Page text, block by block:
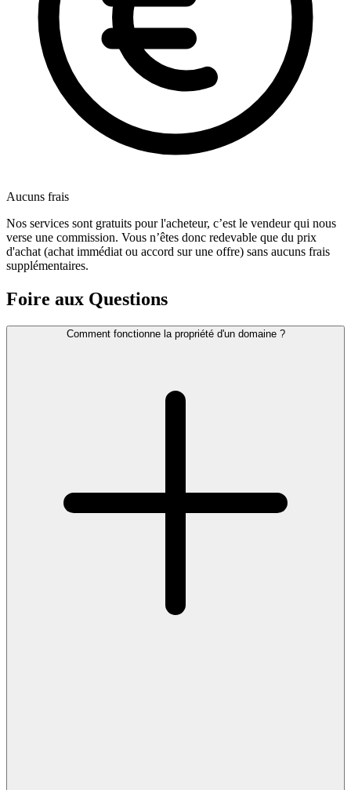
Aucuns frais
Nos services sont gratuits pour l'acheteur, c’est le vendeur qui nous
verse une commission. Vous n’êtes donc redevable que du prix
d'achat (achat immédiat ou accord sur une offre) sans aucuns frais
supplémentaires.
Foire aux Questions
Comment fonctionne la propriété d'un domaine ?